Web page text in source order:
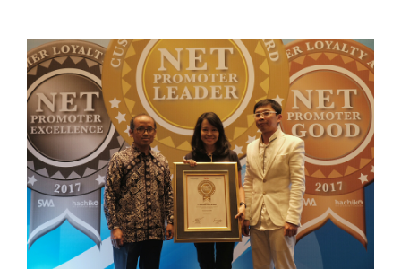
Layanan
Lampung